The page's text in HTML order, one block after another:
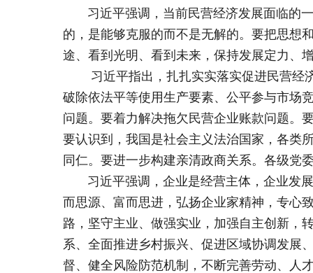
习近平强调，当前民营经济发展面临的一
的，是能够克服的而不是无解的。要把思想
途、看到光明、看到未来，保持发展定力、
习近平指出，扎扎实实落实促进民营经济
破除依法平等使用生产要素、公平参与市场
问题。要着力解决拖欠民营企业账款问题。
要认识到，我国是社会主义法治国家，各类
同仁。要进一步构建亲清政商关系。各级党
习近平强调，企业是经营主体，企业发展
而思源、富而思进，弘扬企业家精神，专心
路，坚守主业、做强实业，加强自主创新，
系、全面推进乡村振兴、促进区域协调发展
督、健全风险防范机制，不断完善劳动、人